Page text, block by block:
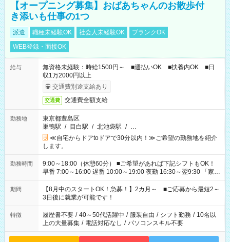
【オープニング募集】おばあちゃんのお散歩付
き添いも仕事の1つ
派遣 職種未経験OK 社会人未経験OK
ブランクOK
WEB登録・面接OK
給与
無資格未経験：時給1500円～ ■週払いOK ■扶養内OK ■日
収1万2000円以上
交通費別途支給あり
交通費 交通費全額支給
勤務地
東京都豊島区
巣鴨駅 / 目白駅 / 北池袋駅 / …
≪自宅からドアtoドアで30分以内！≫ご希望の勤務地を紹介
します。
勤務時間
9:00～18:00（休憩60分） ■ご希望があれば下記シフトもOK！
早番 7:00～16:00 遅番 10:00～19:00 夜勤 16:30～翌9:30 「家族
と休みを合わせたい」 「余裕を持って夕飯の準備がしたい」
「できれば残業はしたくない」 など、ご希望を教えてください
ね。 ※Wワーク希望の方へ 今ご覧のお仕事で希望する勤務時間
と、もう1つのお仕事の勤務時間。 合計で週40時間を超える場
合は応募できません。
期間
【8月中のスタートOK！急募！】2カ月～ ■ご応募から最短2～
3日後に就業が可能です！
特徴 履歴書不要 / 40～50代活躍中 / 服装自由 / シフト勤務 / 10名以
上の大量募集 / 電話対応なし / パソコンスキル不要